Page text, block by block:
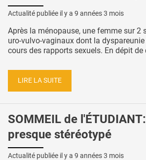
Actualité publiée il y a 9 années 3 mois
Après la ménopause, une femme sur 2
uro-vulvo-vaginaux dont la
cours des rapports sexuels. En dépit de
LIRE LA SUITE
SOMMEIL de
presque stéréotypé
Actualité publiée il y a 9 années 3 mois